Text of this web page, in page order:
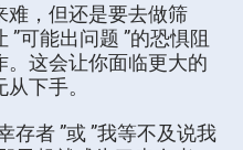
难，但还是要去做筛
可能出问题 ”的恐惧阻
这会让你面临更大的
下手。
存者 ”或 ”我等不及说我